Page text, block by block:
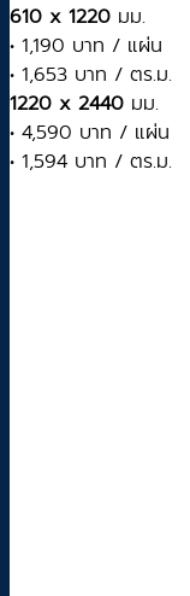
610 x 1220 มม.
• 1,190 บาท / แผ่น
• 1,653 บาท / ตร.ม.
1220 x 2440 มม.
• 4,590 บาท / แผ่น
• 1,594 บาท / ตร.ม.